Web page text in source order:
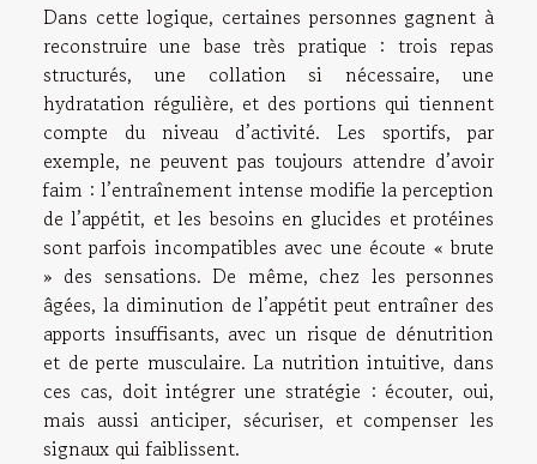
Dans cette logique, certaines personnes gagnent à
reconstruire une base très pratique : trois repas
structurés, une collation si nécessaire, une
hydratation régulière, et des portions qui tiennent
compte du niveau d’activité. Les sportifs, par
exemple, ne peuvent pas toujours attendre d’avoir
faim : l’entraînement intense modifie la perception
de l’appétit, et les besoins en glucides et protéines
sont parfois incompatibles avec une écoute « brute
» des sensations. De même, chez les personnes
âgées, la diminution de l’appétit peut entraîner des
apports insuffisants, avec un risque de dénutrition
et de perte musculaire. La nutrition intuitive, dans
ces cas, doit intégrer une stratégie : écouter, oui,
mais aussi anticiper, sécuriser, et compenser les
signaux qui faiblissent.